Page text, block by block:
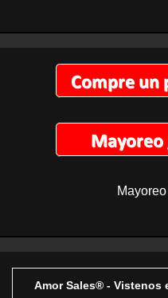
Amor Sales® - Vistenos